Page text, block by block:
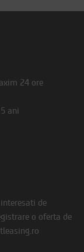
24 ore
ani
de
o oferta de